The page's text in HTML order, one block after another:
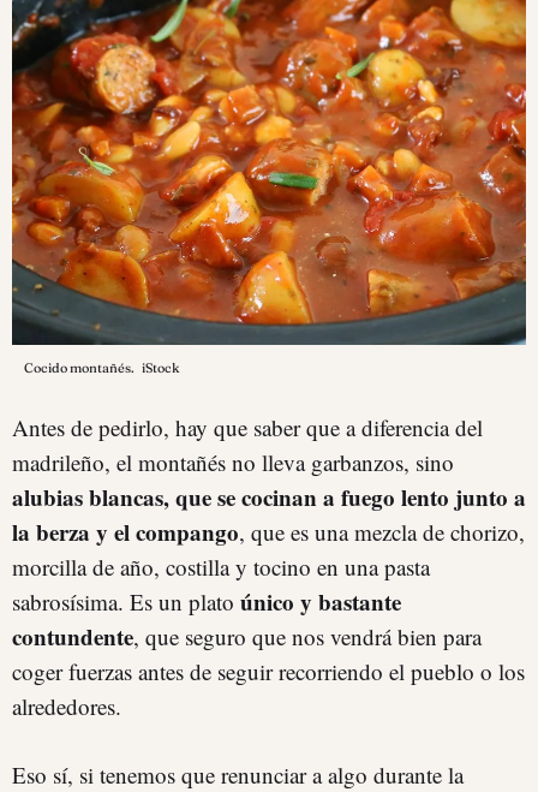
Cocido montañés. iStock
Antes de pedirlo, hay que saber que a diferencia del
madrileño, el montañés no lleva garbanzos, sino
alubias blancas, que se cocinan a fuego lento junto a
la berza y el compango, que es una mezcla de chorizo,
morcilla de año, costilla y tocino en una pasta
sabrosísima. Es un plato único y bastante
contundente, que seguro que nos vendrá bien para
coger fuerzas antes de seguir recorriendo el pueblo o los
alrededores.
Eso sí, si tenemos que renunciar a algo durante la